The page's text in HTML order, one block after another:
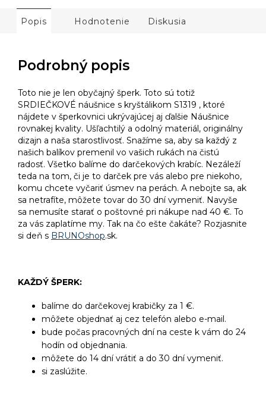
Popis Hodnotenie Diskusia
Podrobný popis
Toto nie je len obyčajný šperk. Toto sú totiž
SRDIEČKOVÉ náušnice s kryštálikom S1319 , ktoré
nájdete v šperkovnici ukrývajúcej aj ďalšie Náušnice
rovnakej kvality. Ušľachtilý a odolný materiál, originálny
dizajn a naša starostlivosť. Snažíme sa, aby sa každý z
našich balíkov premenil vo vašich rukách na čistú
radosť. Všetko balíme do darčekových krabíc. Nezáleží
teda na tom, či je to darček pre vás alebo pre niekoho,
komu chcete vyčariť úsmev na perách. A nebojte sa, ak
sa netrafíte, môžete tovar do 30 dní vymeniť. Navyše
sa nemusíte starať o poštovné pri nákupe nad 40 €. To
za vás zaplatíme my. Tak na čo ešte čakáte? Rozjasnite
si deň s BRUNOshop.sk.
KAŽDÝ ŠPERK:
balíme do darčekovej krabičky za 1 €.
môžete objednať aj cez telefón alebo e-mail.
bude počas pracovných dní na ceste k vám do 24
hodín od objednania.
môžete do 14 dní vrátiť a do 30 dní vymeniť.
si zaslúžite.